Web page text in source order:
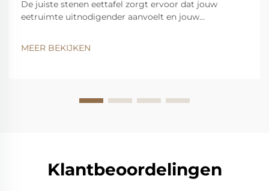
De juiste stenen eettafel zorgt ervoor dat jouw
eetruimte uitnodigender aanvoelt en jouw
te eten. Maar met de juiste keuze van steen kan jouw
MEER BEKIJKEN
Klantbeoordelingen